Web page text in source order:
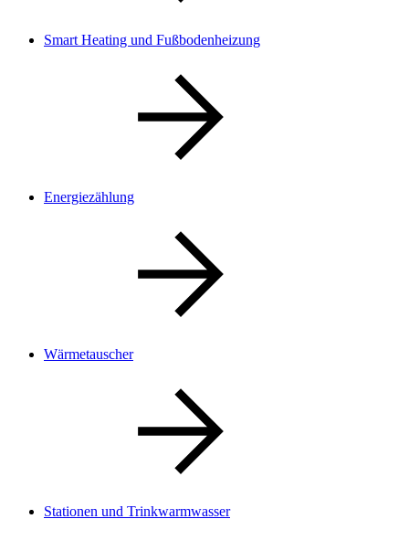
Smart Heating und Fußbodenheizung
Energiezählung
Wärmetauscher
Stationen und Trinkwarmwasser